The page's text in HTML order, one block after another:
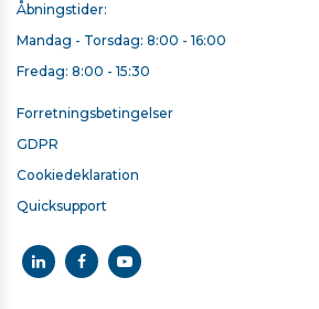
Åbningstider:
Mandag - Torsdag: 8:00 - 16:00
Fredag: 8:00 - 15:30
Forretningsbetingelser
GDPR
Cookiedeklaration
Quicksupport